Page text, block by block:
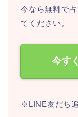
今なら無料で
てください。
今す
※LINE友だち